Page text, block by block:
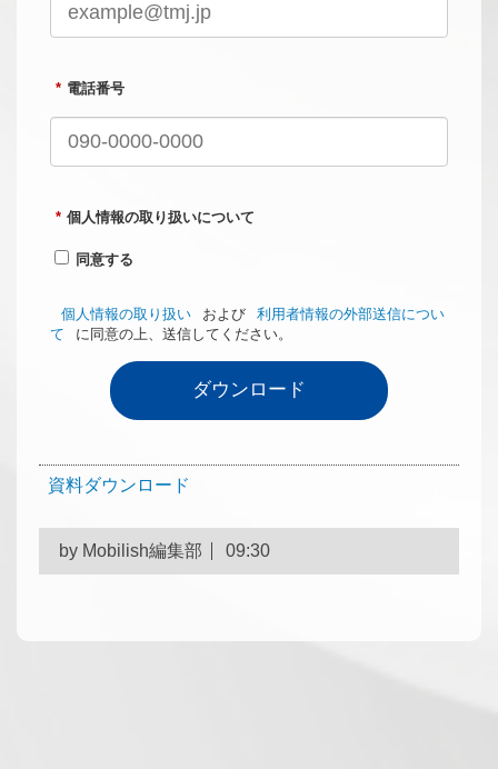
* 電話番号
* 個人情報の取り扱いについて
同意する
個人情報の取り扱い および
利用者情報の外部送信につい
て
に同意の上、送信してください。
ダウンロード
資料ダウンロード
by Mobilish編集部 09:30